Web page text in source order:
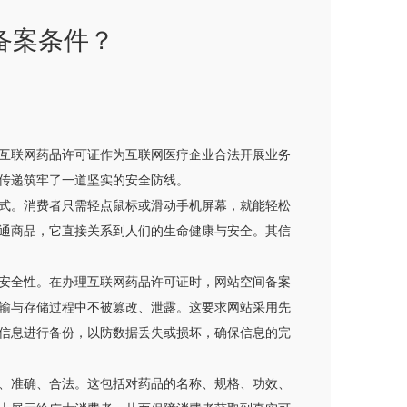
案条件？
联网药品许可证作为互联网医疗企业合法开展业务
筑牢了一道坚实的安全防线。
。消费者只需轻点鼠标或滑动手机屏幕，就能轻松
商品，它直接关系到人们的生命健康与安全。其信
全性。在办理互联网药品许可证时，网站空间备案
与存储过程中不被篡改、泄露。这要求网站采用先
息进行备份，以防数据丢失或损坏，确保信息的完
确、合法。这包括对药品的名称、规格、功效、